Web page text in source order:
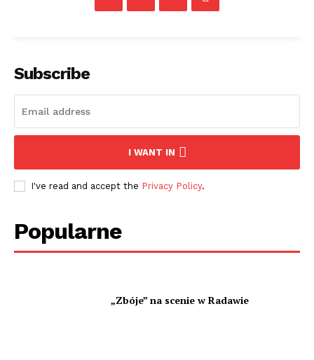
Subscribe
I WANT IN
I've read and accept the Privacy Policy.
Popularne
„Zbóje” na scenie w Radawie